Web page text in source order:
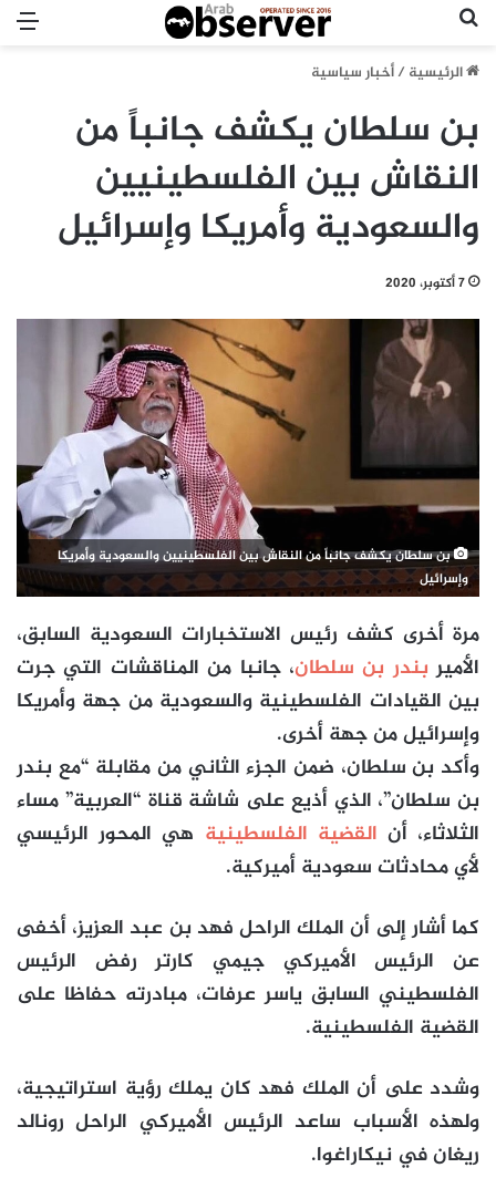
الرئيسية/أخبار سياسية
بن سلطان يكشف جانباً من
النقاش بين الفلسطينيين
والسعودية وأمريكا وإسرائيل
7 أكتوبر، 2020
بن سلطان يكشف جانباً من النقاش بين الفلسطينيين والسعودية وأمريكا
وإسرائيل
مرة أخرى كشف رئيس الاستخبارات السعودية السابق،
الأمير بندر بن سلطان، جانبا من المناقشات التي جرت
بين القيادات الفلسطينية والسعودية من جهة وأمريكا
وإسرائيل من جهة أخرى.
وأكد بن سلطان، ضمن الجزء الثاني من مقابلة “مع بندر
بن سلطان”، الذي أذيع على شاشة قناة “العربية” مساء
الثلاثاء، أن القضية الفلسطينية هي المحور الرئيسي
لأي محادثات سعودية أميركية.
كما أشار إلى أن الملك الراحل فهد بن عبد العزيز، أخفى
عن الرئيس الأميركي جيمي كارتر رفض الرئيس
الفلسطيني السابق ياسر عرفات، مبادرته حفاظا على
القضية الفلسطينية.
وشدد على أن الملك فهد كان يملك رؤية استراتيجية،
ولهذه الأسباب ساعد الرئيس الأميركي الراحل رونالد
ريغان في نيكاراغوا.